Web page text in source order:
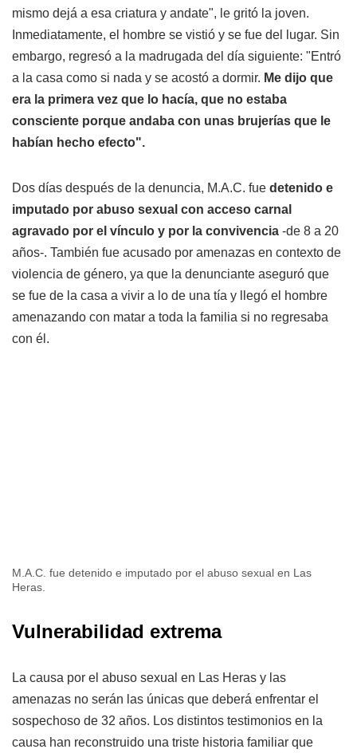
mismo dejá a esa criatura y andate", le gritó la joven.
Inmediatamente, el hombre se vistió y se fue del lugar. Sin
embargo, regresó a la madrugada del día siguiente: "Entró
a la casa como si nada y se acostó a dormir. Me dijo que
era la primera vez que lo hacía, que no estaba
consciente porque andaba con unas brujerías que le
habían hecho efecto".
Dos días después de la denuncia, M.A.C. fue detenido e
imputado por abuso sexual con acceso carnal
agravado por el vínculo y por la convivencia -de 8 a 20
años-. También fue acusado por amenazas en contexto de
violencia de género, ya que la denunciante aseguró que
se fue de la casa a vivir a lo de una tía y llegó el hombre
amenazando con matar a toda la familia si no regresaba
con él.
M.A.C. fue detenido e imputado por el abuso sexual en Las
Heras.
Vulnerabilidad extrema
La causa por el abuso sexual en Las Heras y las
amenazas no serán las únicas que deberá enfrentar el
sospechoso de 32 años. Los distintos testimonios en la
causa han reconstruido una triste historia familiar que